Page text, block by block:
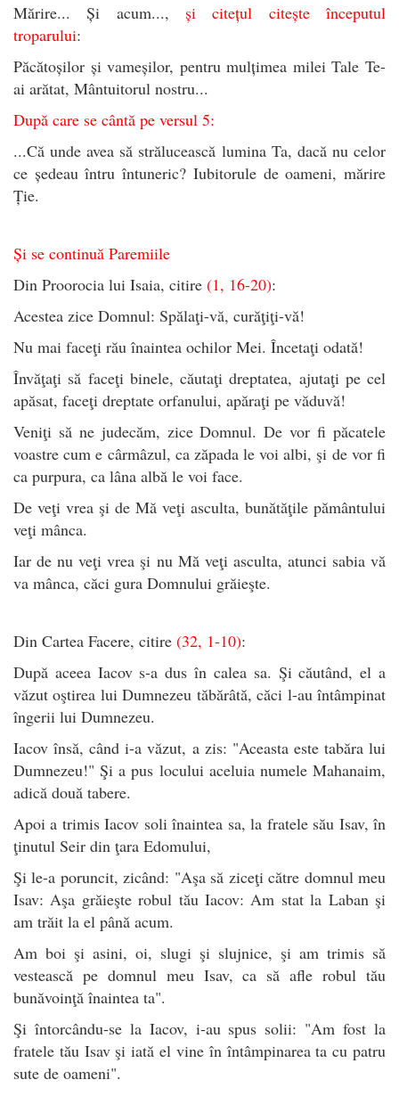
Mărire... Și acum..., și citețul citește începutul
troparului:
Păcătoșilor și vameșilor, pentru mulțimea milei Tale Te-
ai arătat, Mântuitorul nostru...
După care se cântă pe versul 5:
...Că unde avea să strălucească lumina Ta, dacă nu celor
ce ședeau întru întuneric? Iubitorule de oameni, mărire
Ție.
Și se continuă Paremiile
Din Proorocia lui Isaia, citire (1, 16-20):
Acestea zice Domnul: Spălaţi-vă, curăţiţi-vă!
Nu mai faceţi rău înaintea ochilor Mei. Încetaţi odată!
Învăţaţi să faceţi binele, căutaţi dreptatea, ajutaţi pe cel
apăsat, faceţi dreptate orfanului, apăraţi pe văduvă!
Veniţi să ne judecăm, zice Domnul. De vor fi păcatele
voastre cum e cârmâzul, ca zăpada le voi albi, şi de vor fi
ca purpura, ca lâna albă le voi face.
De veţi vrea şi de Mă veţi asculta, bunătăţile pământului
veţi mânca.
Iar de nu veţi vrea şi nu Mă veţi asculta, atunci sabia vă
va mânca, căci gura Domnului grăieşte.
Din Cartea Facere, citire (32, 1-10):
După aceea Iacov s-a dus în calea sa. Şi căutând, el a
văzut oştirea lui Dumnezeu tăbărâtă, căci l-au întâmpinat
îngerii lui Dumnezeu.
Iacov însă, când i-a văzut, a zis: "Aceasta este tabăra lui
Dumnezeu!" Şi a pus locului aceluia numele Mahanaim,
adică două tabere.
Apoi a trimis Iacov soli înaintea sa, la fratele său Isav, în
ţinutul Seir din ţara Edomului,
Şi le-a poruncit, zicând: "Aşa să ziceţi către domnul meu
Isav: Aşa grăieşte robul tău Iacov: Am stat la Laban şi
am trăit la el până acum.
Am boi şi asini, oi, slugi şi slujnice, şi am trimis să
vestească pe domnul meu Isav, ca să afle robul tău
bunăvoinţă înaintea ta".
Şi întorcându-se la Iacov, i-au spus solii: "Am fost la
fratele tău Isav şi iată el vine în întâmpinarea ta cu patru
sute de oameni".